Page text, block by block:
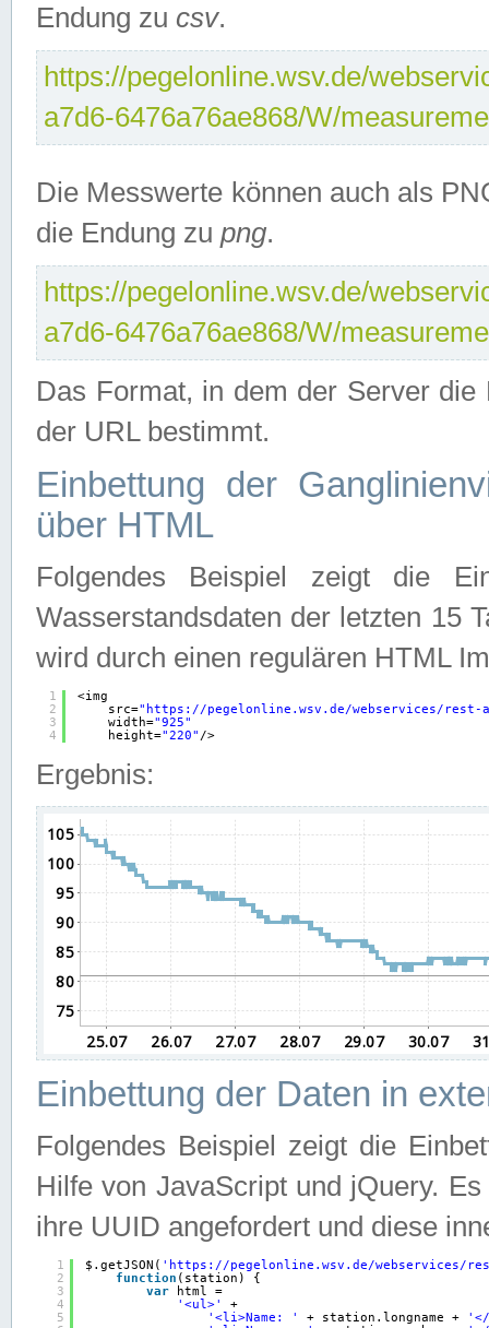
Endung zu csv.
https://pegelonline.wsv.de/
a7d6-6476a76ae868/W/
Die Messwerte können auch als
die Endung zu png.
https://pegelonline.wsv.de/
a7d6-6476a76ae868/W/
Das Format, in dem der Server
der URL bestimmt.
Einbettung der
über HTML
Folgendes Beispiel zeigt die
Wasserstandsdaten der letzten 15
wird durch einen regulären HTML
1
2
3
4
<img
src=" https://pegelonline.wsv.de/webservices/rest-
width="925"
height="220" />
Ergebnis:
Einbettung der Daten in
Folgendes Beispiel zeigt die
Hilfe von JavaScript und jQuery.
ihre UUID angefordert und diese
1
2
3
4
5
$.getJSON( ' https://pegelonline.wsv.de/webservices/
function (station) {
var
html =
'<ul>'
+
'<li>Name: '
+ station.longname +